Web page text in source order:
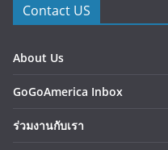
Contact US
About Us
GoGoAmerica Inbox
ร่วมงานกับเรา